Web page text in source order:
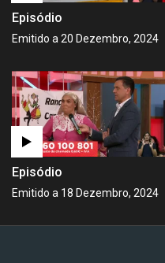
Episódio
Emitido a 20 Dezembro, 2024
Episódio
Emitido a 18 Dezembro, 2024